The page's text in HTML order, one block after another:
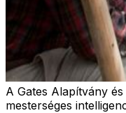
A Gates Alapítvány
mesterséges